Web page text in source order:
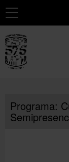
MATRÍCULA
dels
grups
seleccionats
has
seleccionat
Navegació
Programa: